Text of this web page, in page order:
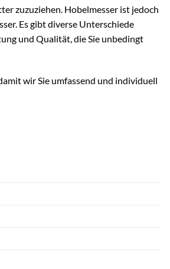
zuzuziehen. Hobelmesser ist jedoch
Es gibt diverse Unterschiede
und Qualität, die Sie unbedingt
wir Sie umfassend und individuell